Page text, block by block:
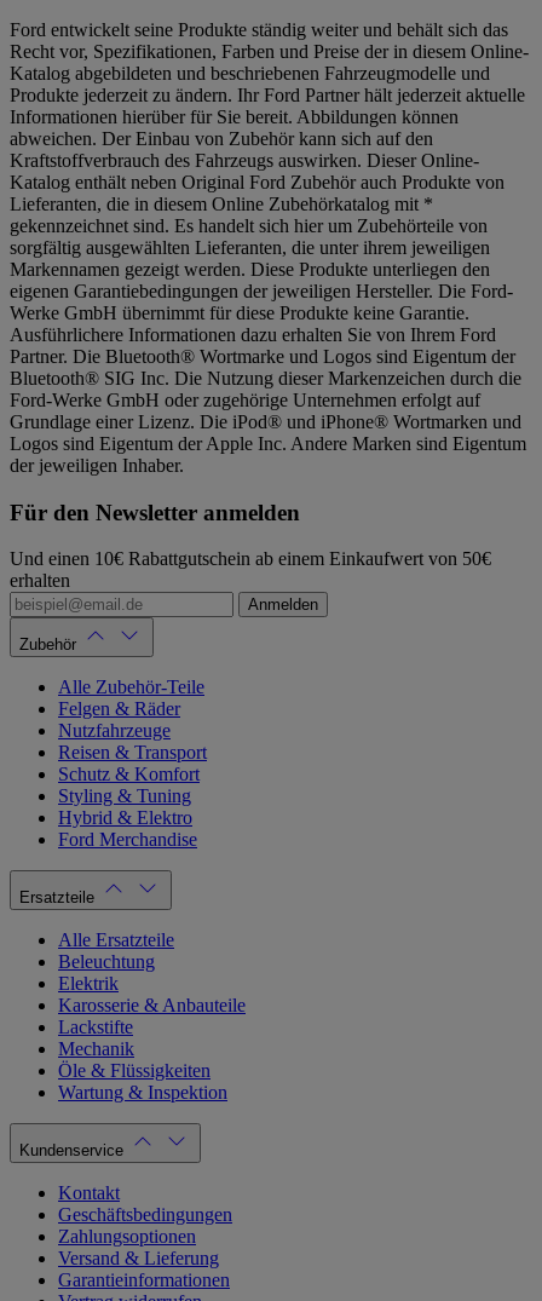
Ford entwickelt seine Produkte ständig weiter und behält sich das
Recht vor, Spezifikationen, Farben und Preise der in diesem Online-
Katalog abgebildeten und beschriebenen Fahrzeugmodelle und
Produkte jederzeit zu ändern. Ihr Ford Partner hält jederzeit aktuelle
Informationen hierüber für Sie bereit. Abbildungen können
abweichen. Der Einbau von Zubehör kann sich auf den
Kraftstoffverbrauch des Fahrzeugs auswirken. Dieser Online-
Katalog enthält neben Original Ford Zubehör auch Produkte von
Lieferanten, die in diesem Online Zubehörkatalog mit *
gekennzeichnet sind. Es handelt sich hier um Zubehörteile von
sorgfältig ausgewählten Lieferanten, die unter ihrem jeweiligen
Markennamen gezeigt werden. Diese Produkte unterliegen den
eigenen Garantiebedingungen der jeweiligen Hersteller. Die Ford-
Werke GmbH übernimmt für diese Produkte keine Garantie.
Ausführlichere Informationen dazu erhalten Sie von Ihrem Ford
Partner. Die Bluetooth® Wortmarke und Logos sind Eigentum der
Bluetooth® SIG Inc. Die Nutzung dieser Markenzeichen durch die
Ford-Werke GmbH oder zugehörige Unternehmen erfolgt auf
Grundlage einer Lizenz. Die iPod® und iPhone® Wortmarken und
Logos sind Eigentum der Apple Inc. Andere Marken sind Eigentum
der jeweiligen Inhaber.
Für den Newsletter anmelden
Und einen 10€ Rabattgutschein ab einem Einkaufwert von 50€
erhalten
Anmelden
Zubehör
Alle Zubehör-Teile
Felgen & Räder
Nutzfahrzeuge
Reisen & Transport
Schutz & Komfort
Styling & Tuning
Hybrid & Elektro
Ford Merchandise
Ersatzteile
Alle Ersatzteile
Beleuchtung
Elektrik
Karosserie & Anbauteile
Lackstifte
Mechanik
Öle & Flüssigkeiten
Wartung & Inspektion
Kundenservice
Kontakt
Geschäftsbedingungen
Zahlungsoptionen
Versand & Lieferung
Garantieinformationen